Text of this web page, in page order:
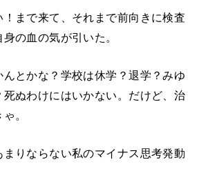
まで来て、それまで前向きに検査
の血の気が引いた。
とかな？学校は休学？退学？みゆ
死ぬわけにはいかない。だけど、治
。
りならない私のマイナス思考発動